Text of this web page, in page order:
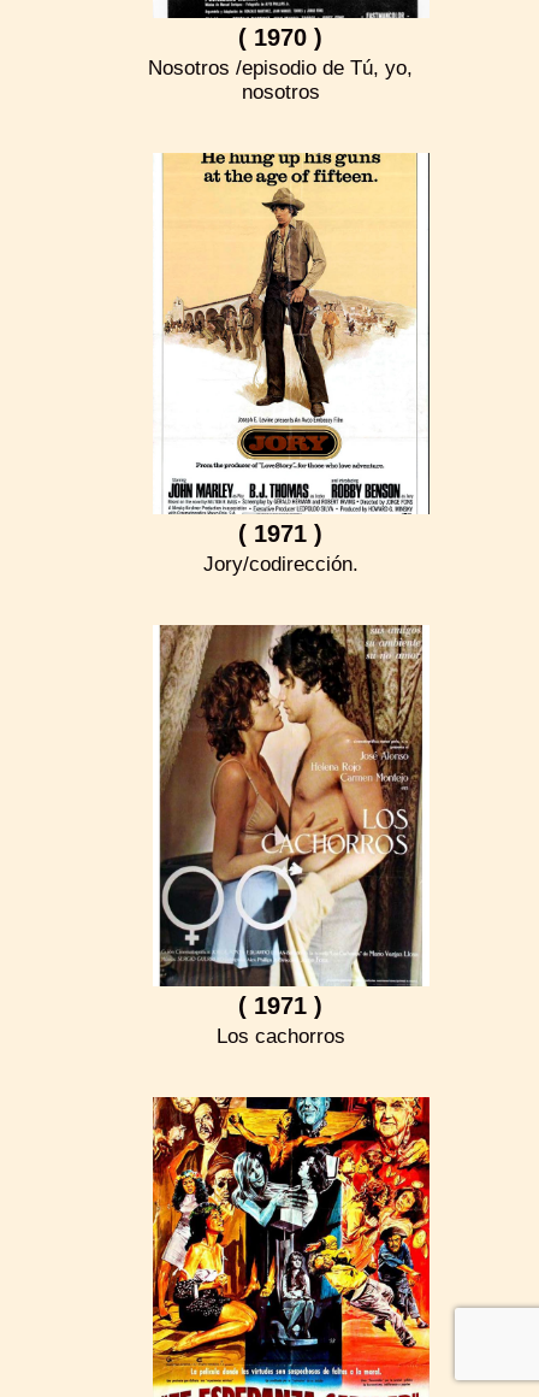
( 1970 )
Nosotros /episodio de Tú, yo,
nosotros
( 1971 )
Jory/codirección.
( 1971 )
Los cachorros